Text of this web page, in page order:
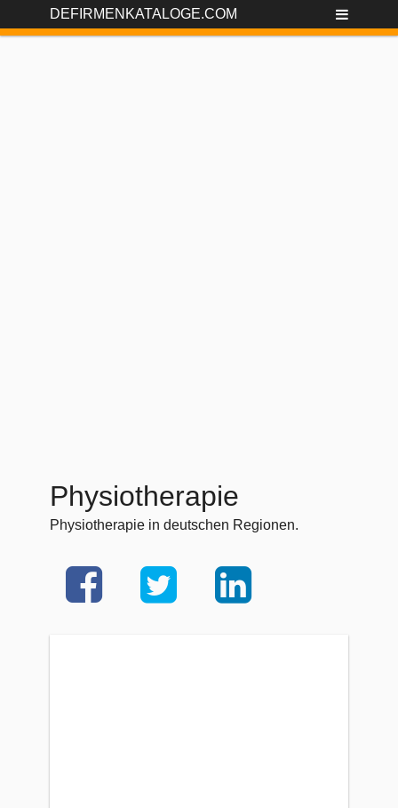
DEFIRMENKATALOGE.COM
Physiotherapie
Physiotherapie in deutschen Regionen.